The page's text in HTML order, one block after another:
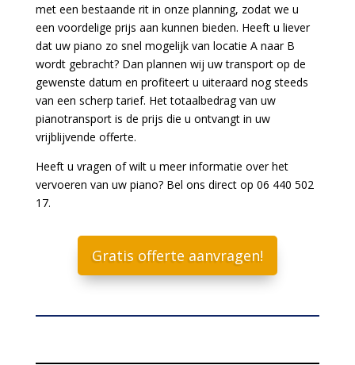
met een bestaande rit in onze planning, zodat we u
een voordelige prijs aan kunnen bieden. Heeft u liever
dat uw piano zo snel mogelijk van locatie A naar B
wordt gebracht? Dan plannen wij uw transport op de
gewenste datum en profiteert u uiteraard nog steeds
van een scherp tarief. Het totaalbedrag van uw
pianotransport is de prijs die u ontvangt in uw
vrijblijvende offerte.
Heeft u vragen of wilt u meer informatie over het
vervoeren van uw piano? Bel ons direct op 06 440 502
17.
Gratis offerte aanvragen!